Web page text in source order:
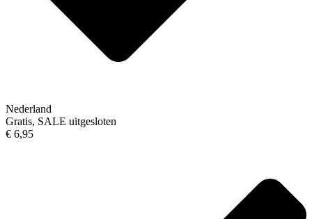
Nederland
Gratis, SALE uitgesloten
€ 6,95